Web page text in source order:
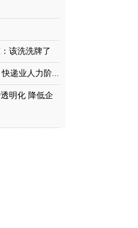
该洗洗牌了
快递业人力阶...
明化 降低企